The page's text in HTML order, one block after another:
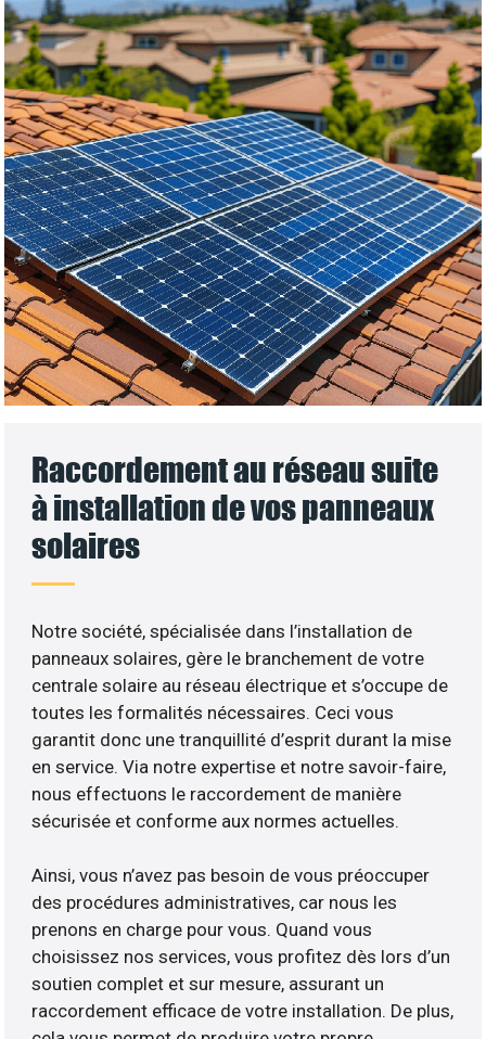
Raccordement au réseau suite
à installation de vos panneaux
solaires
Notre société, spécialisée dans l’installation de
panneaux solaires, gère le branchement de votre
centrale solaire au réseau électrique et s’occupe de
toutes les formalités nécessaires. Ceci vous
garantit donc une tranquillité d’esprit durant la mise
en service. Via notre expertise et notre savoir-faire,
nous effectuons le raccordement de manière
sécurisée et conforme aux normes actuelles.
Ainsi, vous n’avez pas besoin de vous préoccuper
des procédures administratives, car nous les
prenons en charge pour vous. Quand vous
choisissez nos services, vous profitez dès lors d’un
soutien complet et sur mesure, assurant un
raccordement efficace de votre installation. De plus,